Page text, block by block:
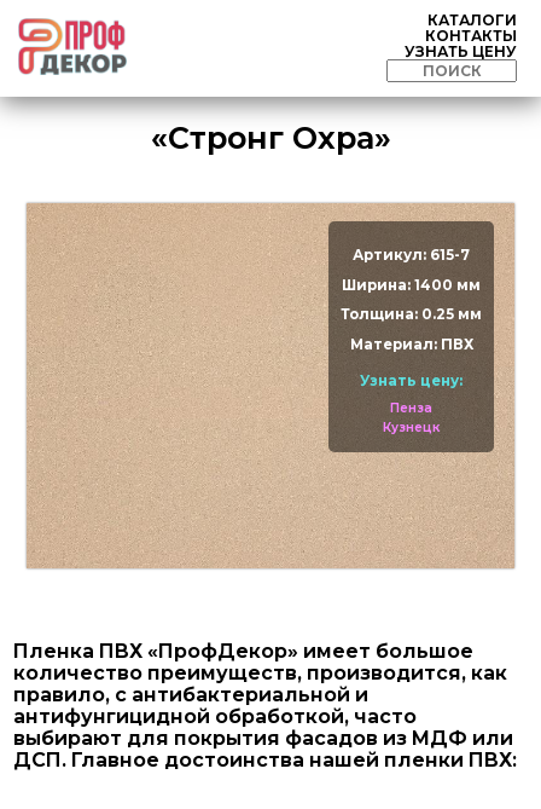
КАТАЛОГИ
КОНТАКТЫ
УЗНАТЬ ЦЕНУ
«Стронг Oхра»
Артикул: 615-7
Ширина: 1400 мм
Толщина: 0.25 мм
Материал: ПВХ
Узнать цену:
Пенза
Кузнецк
Пленка ПВХ «ПрофДекор» имеет большое
количество преимуществ, производится, как
правило, с антибактериальной и
антифунгицидной обработкой, часто
выбирают для покрытия фасадов из МДФ или
ДСП. Главное достоинства нашей пленки ПВХ: